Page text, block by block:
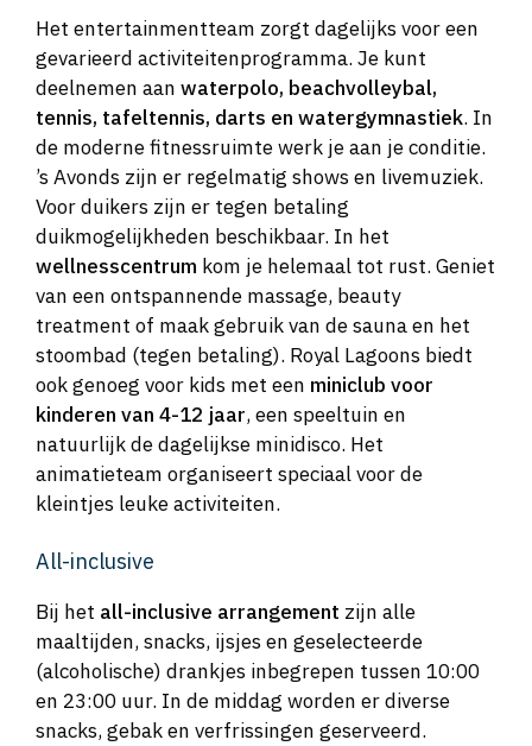
Het entertainmentteam zorgt dagelijks voor een
gevarieerd activiteitenprogramma. Je kunt
deelnemen aan waterpolo, beachvolleybal,
tennis, tafeltennis, darts en watergymnastiek. In
de moderne fitnessruimte werk je aan je conditie.
’s Avonds zijn er regelmatig shows en livemuziek.
Voor duikers zijn er tegen betaling
duikmogelijkheden beschikbaar. In het
wellnesscentrum kom je helemaal tot rust. Geniet
van een ontspannende massage, beauty
treatment of maak gebruik van de sauna en het
stoombad (tegen betaling). Royal Lagoons biedt
ook genoeg voor kids met een miniclub voor
kinderen van 4-12 jaar, een speeltuin en
natuurlijk de dagelijkse minidisco. Het
animatieteam organiseert speciaal voor de
kleintjes leuke activiteiten.
All-inclusive
Bij het all-inclusive arrangement zijn alle
maaltijden, snacks, ijsjes en geselecteerde
(alcoholische) drankjes inbegrepen tussen 10:00
en 23:00 uur. In de middag worden er diverse
snacks, gebak en verfrissingen geserveerd.